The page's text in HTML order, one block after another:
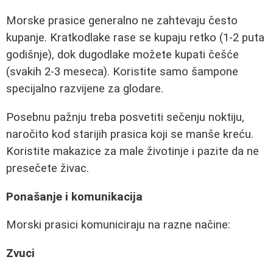
Morske prasice generalno ne zahtevaju često
kupanje. Kratkodlake rase se kupaju retko (1-2 puta
godišnje), dok dugodlake možete kupati češće
(svakih 2-3 meseca). Koristite samo šampone
specijalno razvijene za glodare.
Posebnu pažnju treba posvetiti sečenju noktiju,
naročito kod starijih prasica koji se manše kreću.
Koristite makazice za male životinje i pazite da ne
presečete živac.
Ponašanje i komunikacija
Morski prasici komuniciraju na razne načine:
Zvuci